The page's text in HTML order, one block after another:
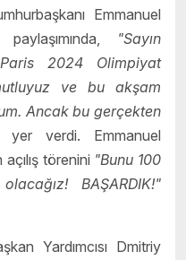
Emmanuel
"Sayın
2024 Olimpiyat
ve bu akşam
Ancak bu gerçekten
verdi. Emmanuel
törenini "Bunu 100
BAŞARDIK!"
Yardımcısı Dmitriy